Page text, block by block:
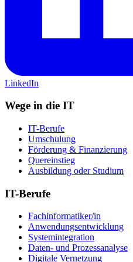
LinkedIn
Wege in die IT
IT-Berufe
Umschulung
Förderung & Finanzierung
Quereinstieg
Ausbildung oder Studium
IT-Berufe
Fachinformatiker/in
Anwendungsentwicklung
Systemintegration
Daten- und Prozessanalyse
Digitale Vernetzung